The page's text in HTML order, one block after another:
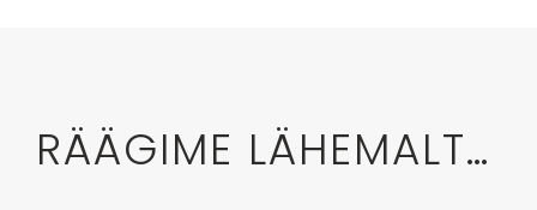
RÄÄGIME LÄHEMALT…